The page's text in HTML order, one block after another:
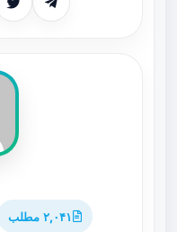
۲,۰۴۱ مطلب